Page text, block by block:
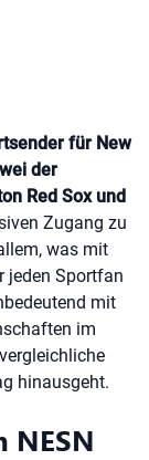
für New
der
Red Sox und
Zugang zu
was mit
jeden Sportfan
mit
im
hinausgeht.